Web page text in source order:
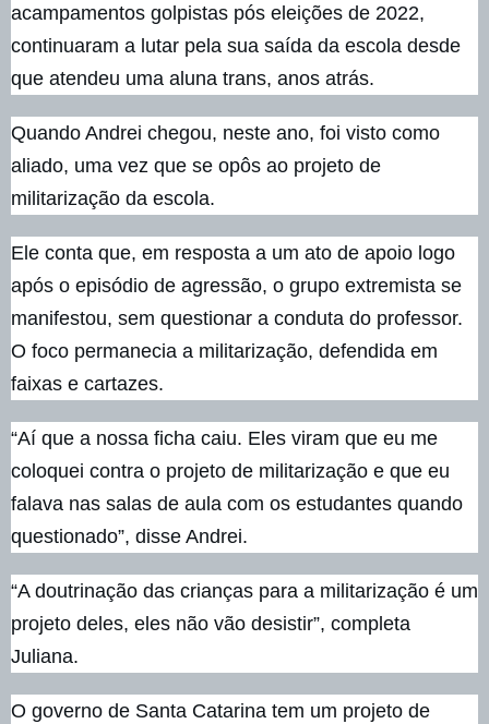
acampamentos golpistas pós eleições de 2022,
continuaram a lutar pela sua saída da escola desde
que atendeu uma aluna trans, anos atrás.
Quando Andrei chegou, neste ano, foi visto como
aliado, uma vez que se opôs ao projeto de
militarização da escola.
Ele conta que, em resposta a um ato de apoio logo
após o episódio de agressão, o grupo extremista se
manifestou, sem questionar a conduta do professor.
O foco permanecia a militarização, defendida em
faixas e cartazes.
“Aí que a nossa ficha caiu. Eles viram que eu me
coloquei contra o projeto de militarização e que eu
falava nas salas de aula com os estudantes quando
questionado”, disse Andrei.
“A doutrinação das crianças para a militarização é um
projeto deles, eles não vão desistir”, completa
Juliana.
O governo de Santa Catarina tem um projeto de